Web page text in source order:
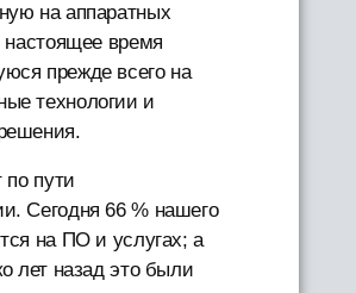
на аппаратных
настоящее время
прежде всего на
технологии и
по пути
Сегодня 66 % нашего
на ПО и услугах; а
лет назад это были